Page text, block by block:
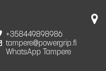
+358449898986
tampere@powergrip.fi
WhatsApp Tampere